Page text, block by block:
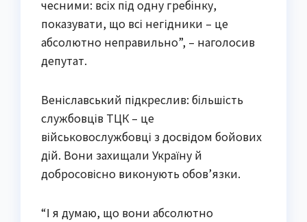
чесними: всіх під одну гребінку,
показувати, що всі негідники – це
абсолютно неправильно”, – наголосив
депутат.
Веніславський підкреслив: більшість
службовців ТЦК – це
військовослужбовці з досвідом бойових
дій. Вони захищали Україну й
добросовісно виконують обов’язки.
“І я думаю, що вони абсолютно